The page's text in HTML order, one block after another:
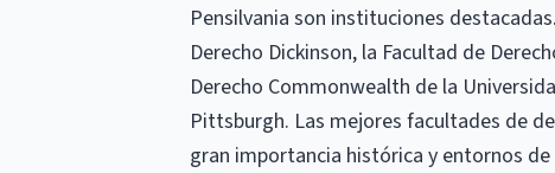
Pensilvania son instituciones
Derecho Dickinson, la Facultad de
Derecho Commonwealth de la
Pittsburgh. Las mejores facultades de
gran importancia histórica y entornos